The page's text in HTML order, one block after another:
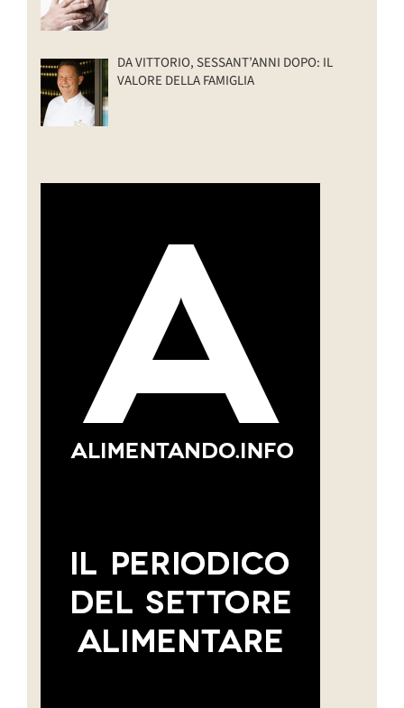
DA VITTORIO, SESSANT’ANNI DOPO: IL
VALORE DELLA FAMIGLIA